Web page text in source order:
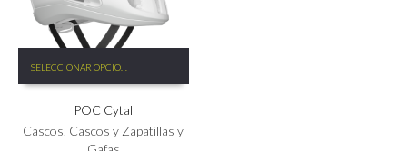
SELECCIONAR OPCIONES
producto
variantes.
POC Cytal
Cascos, Cascos y Zapatillas y